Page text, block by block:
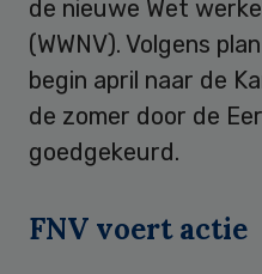
de nieuwe Wet
(WWNV). Volgens
begin april naar de
de zomer door de
goedgekeurd.
FNV voert actie